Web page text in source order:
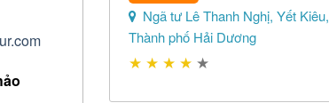
Ngã tư Lê Thanh Nghị, Yết Kiêu,
Thành phố Hải Dương
★ ★ ★ ★ ★